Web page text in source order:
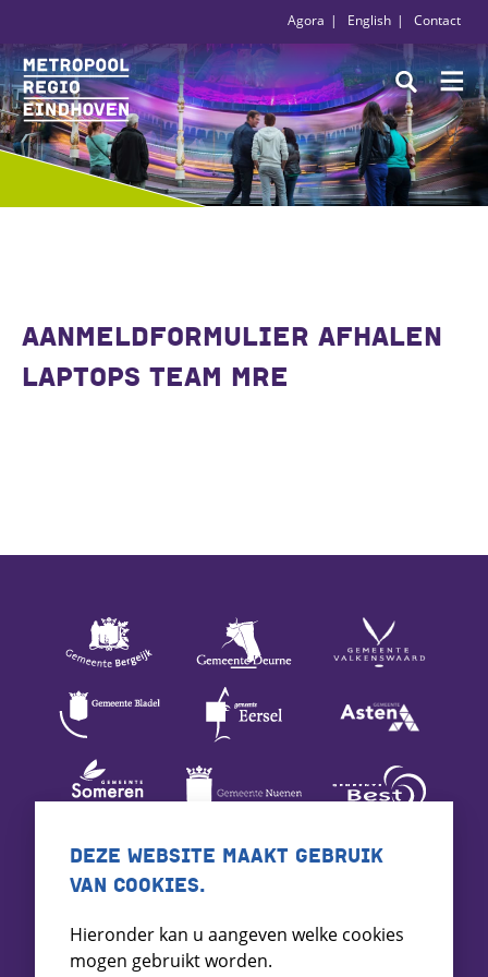
Agora English Contact
AANMELDFORMULIER AFHALEN
LAPTOPS TEAM MRE
DEZE WEBSITE MAAKT GEBRUIK
VAN COOKIES.
Hieronder kan u aangeven welke cookies
mogen gebruikt worden.